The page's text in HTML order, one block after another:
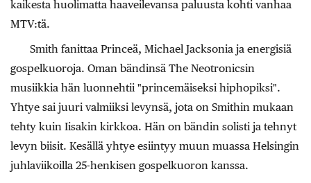
kaikesta huolimatta haaveilevansa paluusta kohti vanhaa
MTV:tä.
Smith fanittaa Princeä, Michael Jacksonia ja energisiä
gospelkuoroja. Oman bändinsä The Neotronicsin
musiikkia hän luonnehtii "princemäiseksi hiphopiksi".
Yhtye sai juuri valmiiksi levynsä, jota on Smithin mukaan
tehty kuin Iisakin kirkkoa. Hän on bändin solisti ja tehnyt
levyn biisit. Kesällä yhtye esiintyy muun muassa Helsingin
juhlaviikoilla 25-henkisen gospelkuoron kanssa.